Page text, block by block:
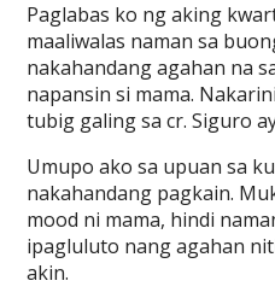
Paglabas ko ng aking
maaliwalas naman sa
nakahandang agahan na
napansin si mama.
tubig galing sa cr. Siguro
Umupo ako sa upuan sa
nakahandang pagkain.
mood ni mama, hindi
ipagluluto nang agahan
akin.